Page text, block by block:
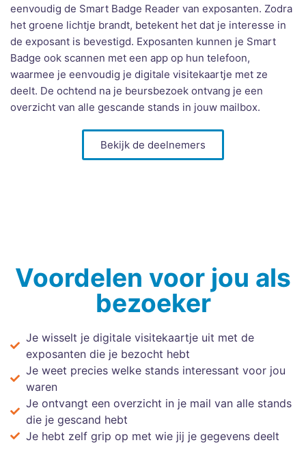
eenvoudig de Smart Badge Reader van exposanten. Zodra
het groene lichtje brandt, betekent het dat je interesse in
de exposant is bevestigd. Exposanten kunnen je Smart
Badge ook scannen met een app op hun telefoon,
waarmee je eenvoudig je digitale visitekaartje met ze
deelt. De ochtend na je beursbezoek ontvang je een
overzicht van alle gescande stands in jouw mailbox.
Bekijk de deelnemers
Voordelen voor jou als
bezoeker
Je wisselt je digitale visitekaartje uit met de
exposanten die je bezocht hebt
Je weet precies welke stands interessant voor jou
waren
Je ontvangt een overzicht in je mail van alle stands
die je gescand hebt
Je hebt zelf grip op met wie jij je gegevens deelt